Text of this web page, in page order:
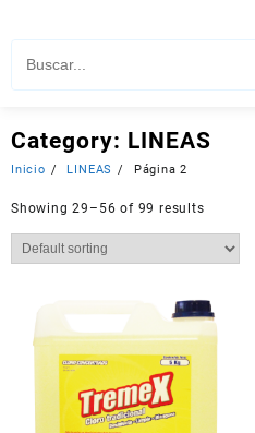
Category: LINEAS
Inicio LINEAS Página 2
Showing 29–56 of 99 results